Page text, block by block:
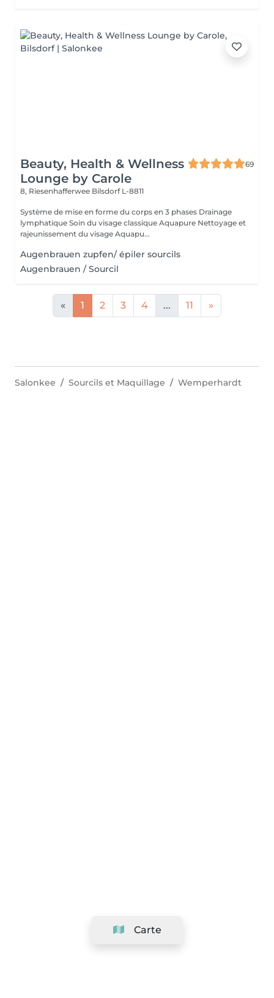
Beauty, Health & Wellness
Lounge by Carole
69
8, Riesenhafferwee Bilsdorf L-8811
Système de mise en forme du corps en 3 phases Drainage
lymphatique Soin du visage classique Aquapure Nettoyage et
rajeunissement du visage Aquapu...
Augenbrauen zupfen/ épiler sourcils
Augenbrauen / Sourcil
« 1 2 3 4 ... 11 »
Carte
Salonkee Sourcils et Maquillage Wemperhardt